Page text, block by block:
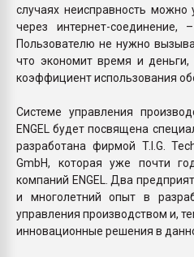
случаях неисправность можно
через интернет-
Пользователю не нужно
что экономит время и
коэффициент использования
Системе управления
ENGEL будет посвящена
разработана фирмой T.I.G.
GmbH, которая уже почти
компаний ENGEL. Два
и многолетний опыт в
управления производством и,
инновационные решения в